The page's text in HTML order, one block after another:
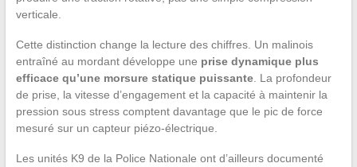
verticale.
Cette distinction change la lecture des chiffres. Un malinois
entraîné au mordant développe une prise dynamique plus
efficace qu’une morsure statique puissante. La profondeur
de prise, la vitesse d’engagement et la capacité à maintenir la
pression sous stress comptent davantage que le pic de force
mesuré sur un capteur piézo-électrique.
Les unités K9 de la Police Nationale ont d’ailleurs documenté